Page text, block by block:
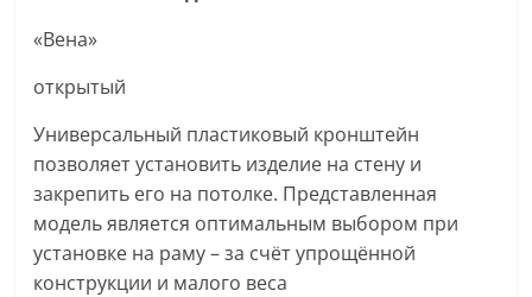
«Вена»
открытый
Универсальный пластиковый кронштейн
позволяет установить изделие на стену и
закрепить его на потолке. Представленная
модель является оптимальным выбором при
установке на раму – за счёт упрощённой
конструкции и малого веса